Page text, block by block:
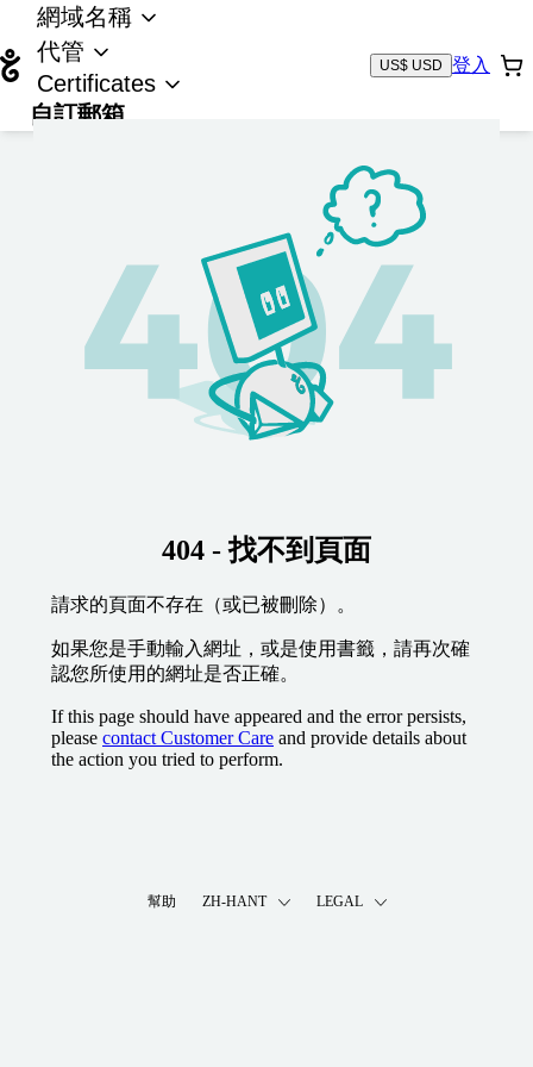
網域名稱
代管
Certificates
自訂郵箱
US$ USD 登入
404 - 找不到頁面
請求的頁面不存在（或已被刪除）。
如果您是手動輸入網址，或是使用書籤，請再次確
認您所使用的網址是否正確。
If this page should have appeared and the error persists,
please contact Customer Care and provide details about
the action you tried to perform.
幫助 ZH-HANT LEGAL